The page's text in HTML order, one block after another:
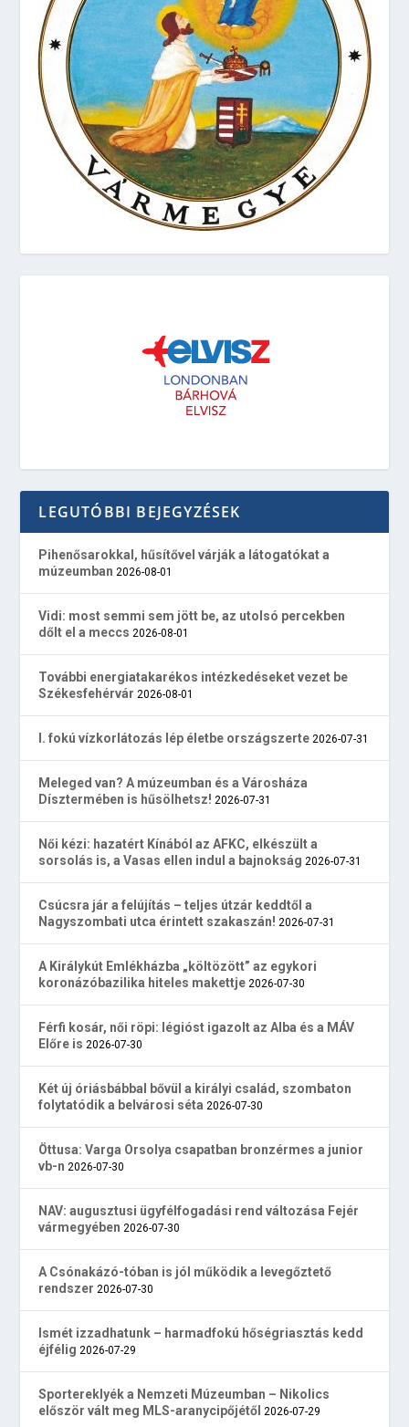
LEGUTÓBBI BEJEGYZÉSEK
Pihenősarokkal, hűsítővel várják a látogatókat a
múzeumban 2026-08-01
Vidi: most semmi sem jött be, az utolsó percekben
dőlt el a meccs 2026-08-01
További energiatakarékos intézkedéseket vezet be
Székesfehérvár 2026-08-01
I. fokú vízkorlátozás lép életbe országszerte 2026-07-31
Meleged van? A múzeumban és a Városháza
Dísztermében is hűsölhetsz! 2026-07-31
Női kézi: hazatért Kínából az AFKC, elkészült a
sorsolás is, a Vasas ellen indul a bajnokság 2026-07-31
Csúcsra jár a felújítás – teljes útzár keddtől a
Nagyszombati utca érintett szakaszán! 2026-07-31
A Királykút Emlékházba „költözött” az egykori
koronázóbazilika hiteles makettje 2026-07-30
Férfi kosár, női röpi: légióst igazolt az Alba és a MÁV
Előre is 2026-07-30
Két új óriásbábbal bővül a királyi család, szombaton
folytatódik a belvárosi séta 2026-07-30
Öttusa: Varga Orsolya csapatban bronzérmes a junior
vb-n 2026-07-30
NAV: augusztusi ügyfélfogadási rend változása Fejér
vármegyében 2026-07-30
A Csónakázó-tóban is jól működik a levegőztető
rendszer 2026-07-30
Ismét izzadhatunk – harmadfokú hőségriasztás kedd
éjfélig 2026-07-29
Sportereklyék a Nemzeti Múzeumban – Nikolics
először vált meg MLS-aranycipőjétől 2026-07-29